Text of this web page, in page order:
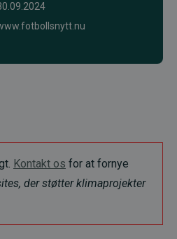
Kontakt os for at fornye
der støtter klimaprojekter